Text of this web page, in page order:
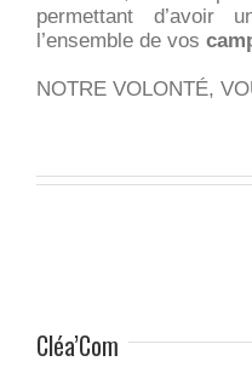
permettant d’avoir
l’ensemble de vos
NOTRE VOLONTÉ,
Cléa’Com